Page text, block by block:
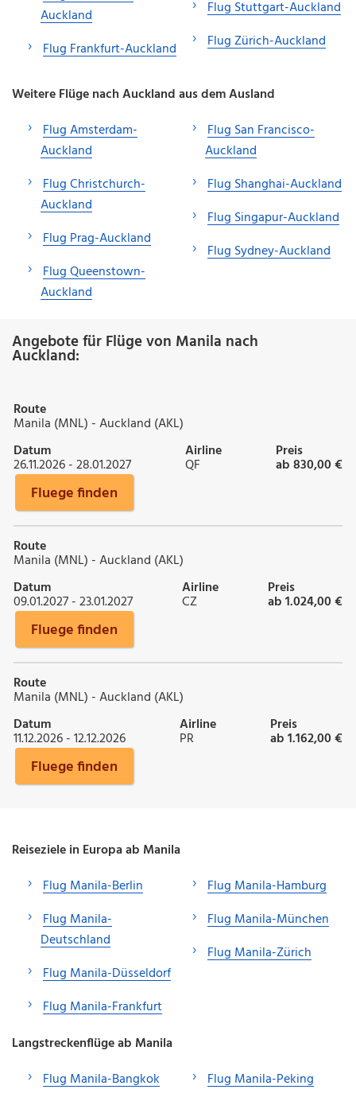
Auckland
Flug Frankfurt-Auckland
Flug Stuttgart-Auckland
Flug Zürich-Auckland
Weitere Flüge nach Auckland aus dem Ausland
Flug Amsterdam-
Auckland
Flug Christchurch-
Auckland
Flug Prag-Auckland
Flug Queenstown-
Auckland
Flug San Francisco-
Auckland
Flug Shanghai-Auckland
Flug Singapur-Auckland
Flug Sydney-Auckland
Angebote für Flüge von Manila nach
Auckland:
Route
Manila (MNL) - Auckland (AKL)
Datum
26.11.2026 - 28.01.2027
Airline
QF
Preis
ab 830,00 €
Fluege finden
Route
Manila (MNL) - Auckland (AKL)
Datum
09.01.2027 - 23.01.2027
Airline
CZ
Preis
ab 1.024,00 €
Fluege finden
Route
Manila (MNL) - Auckland (AKL)
Datum
11.12.2026 - 12.12.2026
Airline
PR
Preis
ab 1.162,00 €
Fluege finden
Reiseziele in Europa ab Manila
Flug Manila-Berlin
Flug Manila-
Deutschland
Flug Manila-Düsseldorf
Flug Manila-Frankfurt
Flug Manila-Hamburg
Flug Manila-München
Flug Manila-Zürich
Langstreckenflüge ab Manila
Flug Manila-Bangkok
Flug Manila-Peking